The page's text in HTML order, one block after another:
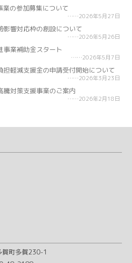
業の参加募集について
2026年5月27日
影響対応枠の創設について
2026年5月26日
事業補助金スタート
2026年5月7日
担軽減支援金の申請受付開始について
2026年3月23日
騰対策支援事業のご案内
2026年2月18日
町多賀230-1